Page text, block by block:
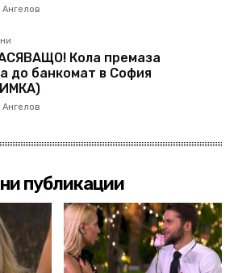
Ангелов
Кола премаза
до банкомат в София
Ангелов
публикации